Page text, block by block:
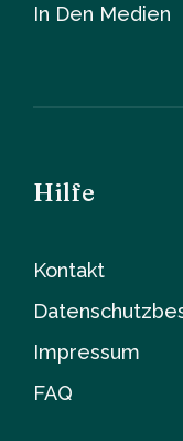
In Den Medien
Hilfe
Kontakt
Impressum
FAQ